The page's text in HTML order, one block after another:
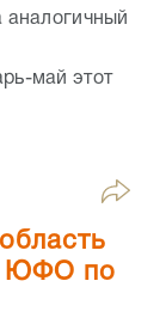
аналогичный
май этот
ЮФО по